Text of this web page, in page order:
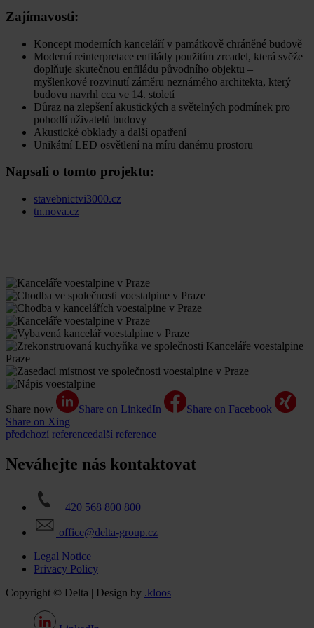
Zajímavosti:
Koncept moderních kanceláří v památkově chráněné budově
Moderní reinterpretace enfilády použitím zrcadel, která svěže
doplňuje skutečnou enfiládu původního objektu –
myšlenkové rozvinutí záměru neznámého architekta, který
budovu navrhl cca ve 14. století
Důraz na zlepšení akustických a světelných podmínek pro
pohodlí uživatelů budovy
Akustické obklady a další opatření
Unikátní LED osvětlení na míru danému prostoru
Napsali o tomto projektu:
stavebnictvi3000.cz
tn.nova.cz
Share now Share on LinkedIn
Share on Facebook
Share on Xing
předchozí referencedalší reference
Neváhejte nás kontaktovat
+420 568 800 800
office@delta-group.cz
Legal Notice
Privacy Policy
Copyright © Delta | Design by .kloos